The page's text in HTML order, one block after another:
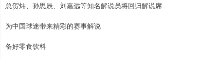
总贺炜、孙思辰、刘嘉远等知名解说员将回归解说席
为中国球迷带来精彩的赛事解说
备好零食饮料